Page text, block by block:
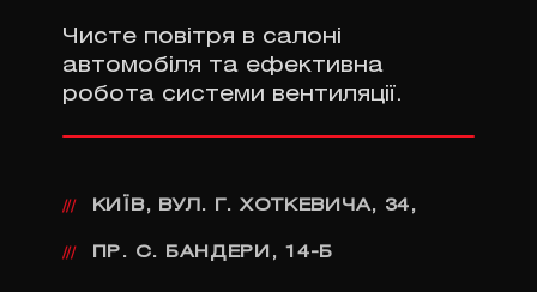
Чисте повітря в салоні
автомобіля та ефективна
робота системи вентиляції.
/// КИЇВ, ВУЛ. Г. ХОТКЕВИЧА, 34,
/// ПР. С. БАНДЕРИ, 14-Б